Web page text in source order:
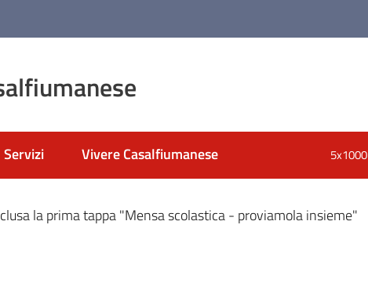
Servizi Vivere Casalfiumanese 5x1000
la prima tappa "Mensa scolastica - proviamola insieme"